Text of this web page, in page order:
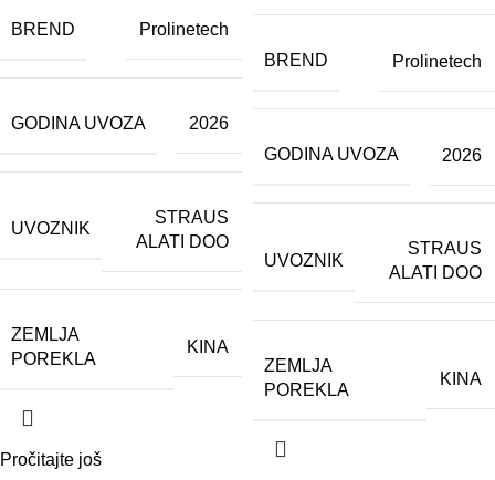
BREND Prolinetech
GODINA UVOZA 2026
UVOZNIK
STRAUS
ALATI DOO
ZEMLJA
POREKLA
KINA
Pročitajte još
BREND Prolinetech
GODINA UVOZA 2026
UVOZNIK
STRAUS
ALATI DOO
ZEMLJA
POREKLA
KINA